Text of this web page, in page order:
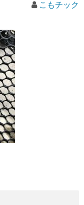
こもチック